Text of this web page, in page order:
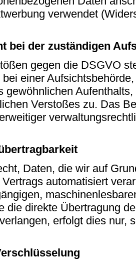
verwendet
bei der zuständigen
gegen die DSGVO
einer
gewöhnlichen
Verstoßes zu. Das
Daten, die wir auf
automatisiert
die direkte Übertragung
erfolgt dies nur,